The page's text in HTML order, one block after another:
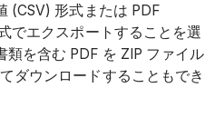
(CSV) 形式または PDF
でエクスポートすることを選
を含む PDF を ZIP ファイル
ダウンロードすることもでき